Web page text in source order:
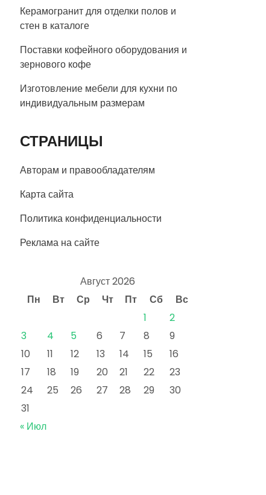
Керамогранит для отделки полов и
стен в каталоге
Поставки кофейного оборудования и
зернового кофе
Изготовление мебели для кухни по
индивидуальным размерам
СТРАНИЦЫ
Авторам и правообладателям
Карта сайта
Политика конфиденциальности
Реклама на сайте
Август 2026
Пн
Вт Ср Чт Пт Сб
Вс
1
2
3
4 5 6 7 8
9
10
11 12 13 14 15
16
17
18 19 20 21 22
23
24
25 26 27 28 29
30
31
« Июл